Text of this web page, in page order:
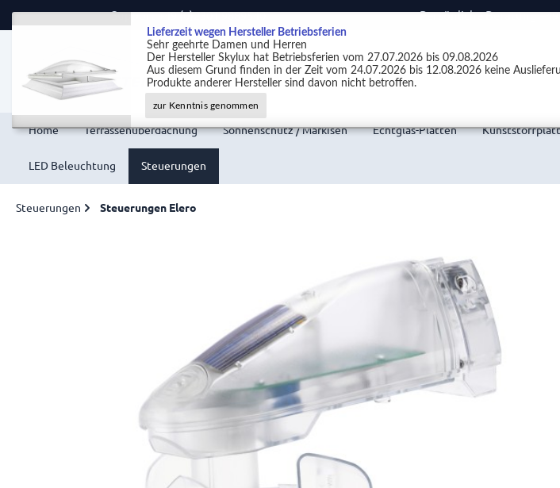
Support +49 (0)2301 9889540 Persönliche Beratung +49
Home Terrassenüberdachung Sonnenschutz / Markisen Echtglas-Platten
LED Beleuchtung Steuerungen
Steuerungen Steuerungen Elero
Lieferzeit wegen Hersteller Betriebsferien
Sehr geehrte Damen und Herren
Der Hersteller Skylux hat Betriebsferien vom 27.07.2026 bis 09.08.2026
Aus diesem Grund finden in der Zeit vom 24.07.2026 bis 12.08.2026 keine
Produkte anderer Hersteller sind davon nicht betroffen.
zur Kenntnis genommen